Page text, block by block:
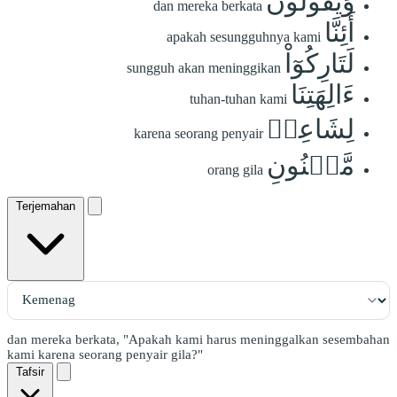
dan mereka berkata
أَئِنَّا apakah sesungguhnya kami
لَتَارِكُوٓاْ sungguh akan meninggikan
ءَالِهَتِنَا tuhan-tuhan kami
لِشَاعِرٖ karena seorang penyair
مَّجۡنُونِ orang gila
Terjemahan
dan mereka berkata, "Apakah kami harus meninggalkan sesembahan
kami karena seorang penyair gila?"
Tafsir